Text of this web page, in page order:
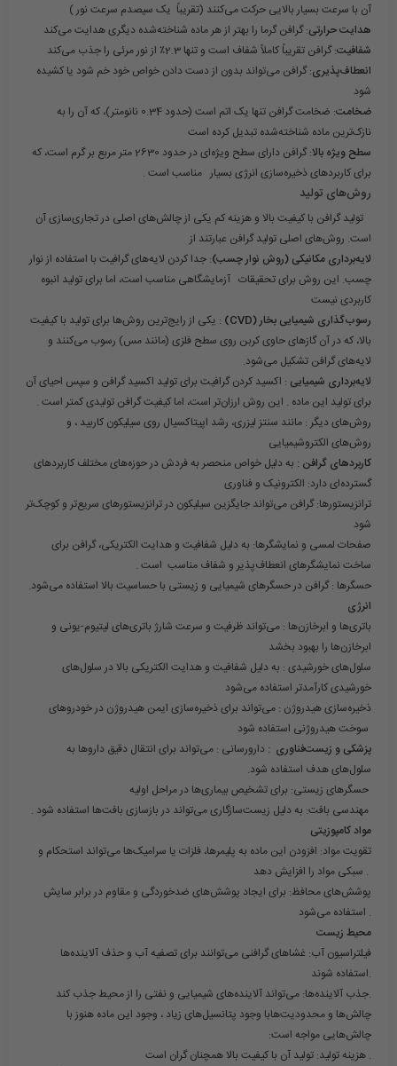
آن با سرعت بسیار بالایی حرکت می‌کنند (تقریباً یک سیصدم سرعت نور )
هدایت حرارتی: گرافن گرما را بهتر از هر ماده شناخته‌شده دیگری هدایت می‌کند
شفافیت: گرافن تقریباً کاملاً شفاف است و تنها 2.3٪ از نور مرئی را جذب می‌کند
انعطاف‌پذیری: گرافن می‌تواند بدون از دست دادن خواص خود خم شود یا کشیده
شود
ضخامت
: ضخامت گرافن تنها یک اتم است (حدود 0.34 نانومتر)، که آن را به
نازک‌ترین ماده شناخته‌شده تبدیل کرده است
سطح ویژه بالا
: گرافن دارای سطح ویژه‌ای در حدود 2630 متر مربع بر گرم است، که
برای کاربردهای ذخیره‌سازی انرژی بسیار مناسب است .
روش‌های تولید
تولید گرافن با کیفیت بالا و هزینه کم یکی از چالش‌های اصلی در تجاری‌سازی آن
است. روش‌های اصلی تولید گرافن عبارتند از
لایه‌برداری مکانیکی (روش نوار چسب): جدا کردن لایه‌های گرافیت با استفاده از نوار
چسب. این روش برای تحقیقات آزمایشگاهی مناسب است، اما برای تولید انبوه
کاربردی نیست
رسوب‌گذاری شیمیایی بخار (CVD)
: یکی از رایج‌ترین روش‌ها برای تولید با کیفیت
بالا، که در آن گازهای حاوی کربن روی سطح فلزی (مانند مس) رسوب می‌کنند و
لایه‌های گرافن تشکیل می‌شود.
لایه‌برداری شیمیایی : اکسید کردن گرافیت برای تولید اکسید گرافن و سپس احیای آن
برای تولید این ماده . این روش ارزان‌تر است، اما کیفیت گرافن تولیدی کمتر است .
روش‌های دیگر : مانند سنتز لیزری، رشد اپیتاکسیال روی سیلیکون کاربید ، و
روش‌های الکتروشیمیایی
کاربردهای گرافن : به دلیل خواص منحصر به فردش در حوزه‌های مختلف کاربردهای
گسترده‌ای دارد: الکترونیک و فناوری
ترانزیستورها: گرافن می‌تواند جایگزین سیلیکون در ترانزیستورهای سریع‌تر و کوچک‌تر
شود
صفحات لمسی و نمایشگرها: به دلیل شفافیت و هدایت الکتریکی، گرافن برای
ساخت نمایشگرهای انعطاف‌پذیر و شفاف مناسب است .
حسگرها : گرافن در حسگرهای شیمیایی و زیستی با حساسیت بالا استفاده می‌شود.
انرژی
باتری‌ها و ابرخازن‌ها : می‌تواند ظرفیت و سرعت شارژ باتری‌های لیتیوم-یونی و
ابرخازن‌ها را بهبود بخشد
سلول‌های خورشیدی : به دلیل شفافیت و هدایت الکتریکی بالا در سلول‌های
خورشیدی کارآمدتر استفاده می‌شود
ذخیره‌سازی هیدروژن : می‌تواند برای ذخیره‌سازی ایمن هیدروژن در خودروهای
پزشکی و زیست‌فناوری : دارورسانی : می‌تواند برای انتقال دقیق داروها به
سلول‌های هدف استفاده شود.
حسگرهای زیستی
مهندسی بافت: به دلیل زیست‌سازگاری می‌تواند در بازسازی بافت‌ها استفاده شود .
مواد کامپوزیتی
تقویت مواد: افزودن این ماده به پلیمرها، فلزات یا سرامیک‌ها می‌تواند استحکام و
سبکی مواد را افزایش دهد .
پوشش‌های محافظ: برای ایجاد پوشش‌های ضدخوردگی و مقاوم در برابر سایش
استفاده می‌شود .
محیط زیست
فیلتراسیون آب: غشاهای گرافنی می‌توانند برای تصفیه آب و حذف آلاینده‌ها
استفاده شوند.
جذب آلاینده‌ها: می‌تواند آلاینده‌های شیمیایی و نفتی را از محیط جذب کند.
چالش‌ها و محدودیت‌هابا وجود پتانسیل‌های زیاد ، وجود این ماده هنوز با
چالش‌هایی مواجه است:
هزینه تولید : تولید آن با کیفیت بالا همچنان گران است .